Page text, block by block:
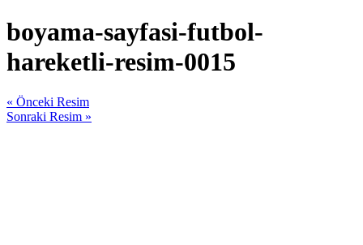
boyama-sayfasi-futbol-
hareketli-resim-0015
« Önceki Resim
Sonraki Resim »